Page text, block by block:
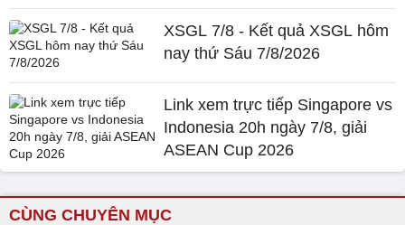
XSGL 7/8 - Kết quả XSGL hôm
nay thứ Sáu 7/8/2026
Link xem trực tiếp Singapore vs
Indonesia 20h ngày 7/8, giải
ASEAN Cup 2026
CÙNG CHUYÊN MỤC